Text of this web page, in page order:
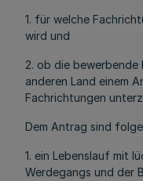
1. für welche
wird und
2. ob die bewerbende
anderen Land einem
Fachrichtungen
Dem Antrag sind
1. ein Lebenslauf mit
Werdegangs und der